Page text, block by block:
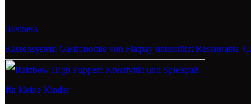
Business
Kassensystem Gastronomie von Flatpay unterstützt Restaurants,